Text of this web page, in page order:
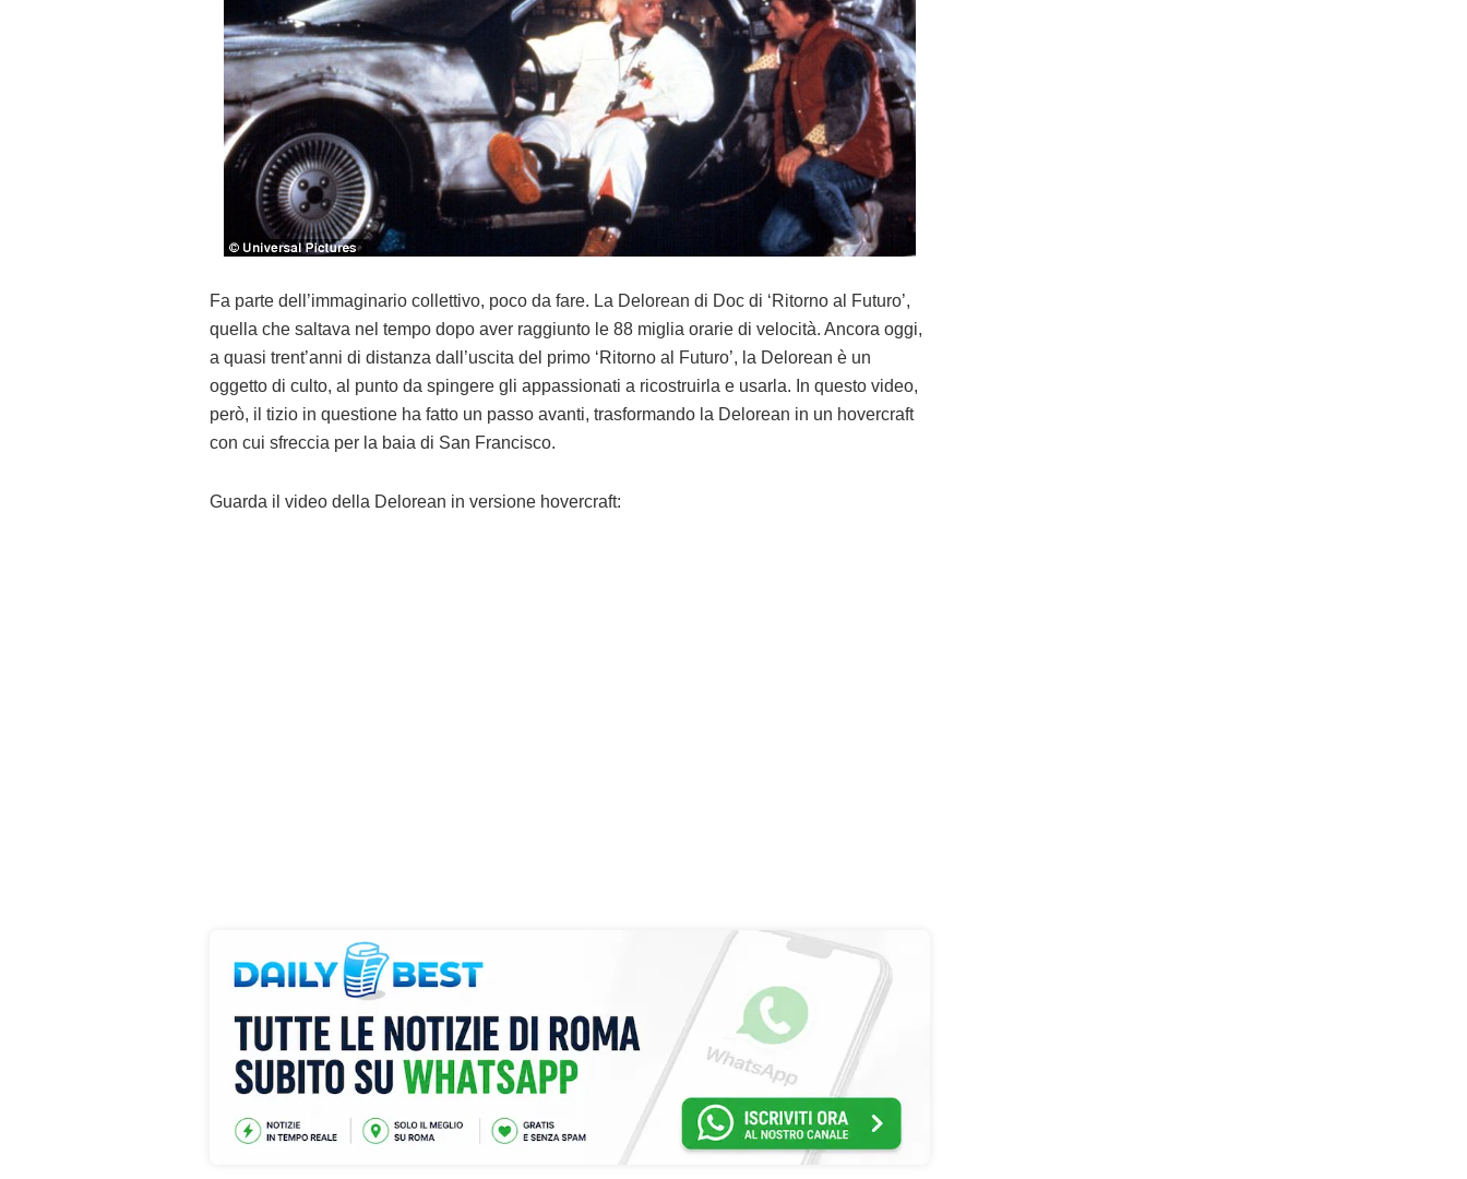
Fa parte dell’immaginario collettivo, poco da fare. La Delorean di Doc di ‘Ritorno al Futuro’,
quella che saltava nel tempo dopo aver raggiunto le 88 miglia orarie di velocità. Ancora oggi,
a quasi trent’anni di distanza dall’uscita del primo ‘Ritorno al Futuro’, la Delorean è un
oggetto di culto, al punto da spingere gli appassionati a ricostruirla e usarla. In questo video,
però, il tizio in questione ha fatto un passo avanti, trasformando la Delorean in un hovercraft
con cui sfreccia per la baia di San Francisco.
Guarda il video della Delorean in versione hovercraft: